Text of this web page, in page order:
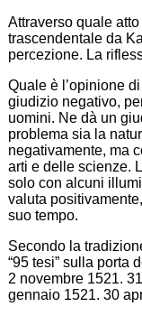
Attraverso quale
trascendentale da
percezione. La
Quale è l’opinione
giudizio negativo,
uomini. Ne dà un
problema sia la
negativamente, ma
arti e delle scienze.
solo con alcuni
valuta
suo tempo.
Secondo la
“95 tesi” sulla porta
2 novembre 1521.
gennaio 1521. 30